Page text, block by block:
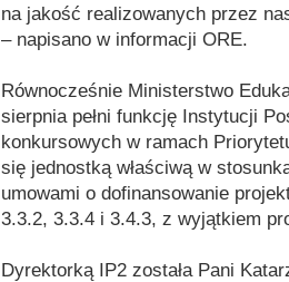
na jakość realizowanych przez
– napisano w informacji ORE.
Równocześnie Ministerstwo
sierpnia pełni funkcję Instytucji
konkursowych w ramach
się jednostką właściwą w
umowami o dofinansowanie
3.3.2, 3.3.4 i 3.4.3, z wyjątkiem
Dyrektorką IP2 została Pani